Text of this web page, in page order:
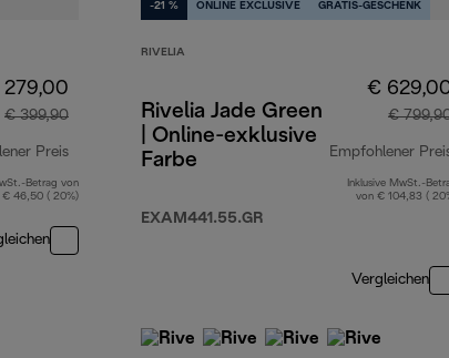
€ 399,90
Preis
Originalpreis € 399,90
Betrag von
€ 46,50 ( 20%)
-21 % ONLINE EXCLUSIVE GRATIS-GESCHENK
RIVELIA
Rivelia Jade Green
| Online-exklusive
Farbe
EXAM441.55.GR
€
€
Empfohlener
Inklusive MwSt.-
von € 104,83 (
Vergleichen